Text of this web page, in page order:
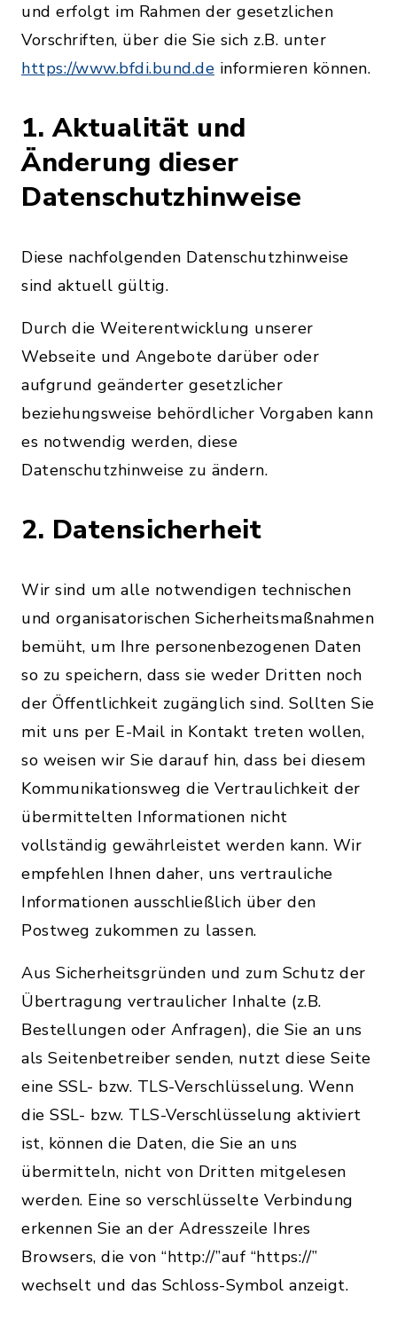
und erfolgt im Rahmen der gesetzlichen
Vorschriften, über die Sie sich z.B. unter
https://www.bfdi.bund.de informieren können.
1. Aktualität und
Änderung dieser
Datenschutzhinweise
Diese nachfolgenden Datenschutzhinweise
sind aktuell gültig.
Durch die Weiterentwicklung unserer
Webseite und Angebote darüber oder
aufgrund geänderter gesetzlicher
beziehungsweise behördlicher Vorgaben kann
es notwendig werden, diese
Datenschutzhinweise zu ändern.
2. Datensicherheit
Wir sind um alle notwendigen technischen
und organisatorischen Sicherheitsmaßnahmen
bemüht, um Ihre personenbezogenen Daten
so zu speichern, dass sie weder Dritten noch
der Öffentlichkeit zugänglich sind. Sollten Sie
mit uns per E-Mail in Kontakt treten wollen,
so weisen wir Sie darauf hin, dass bei diesem
Kommunikationsweg die Vertraulichkeit der
übermittelten Informationen nicht
vollständig gewährleistet werden kann. Wir
empfehlen Ihnen daher, uns vertrauliche
Informationen ausschließlich über den
Postweg zukommen zu lassen.
Aus Sicherheitsgründen und zum Schutz der
Übertragung vertraulicher Inhalte (z.B.
Bestellungen oder Anfragen), die Sie an uns
als Seitenbetreiber senden, nutzt diese Seite
eine SSL- bzw. TLS-Verschlüsselung. Wenn
die SSL- bzw. TLS-Verschlüsselung aktiviert
ist, können die Daten, die Sie an uns
übermitteln, nicht von Dritten mitgelesen
werden. Eine so verschlüsselte Verbindung
erkennen Sie an der Adresszeile Ihres
Browsers, die von “http://”auf “https://”
wechselt und das Schloss-Symbol anzeigt.